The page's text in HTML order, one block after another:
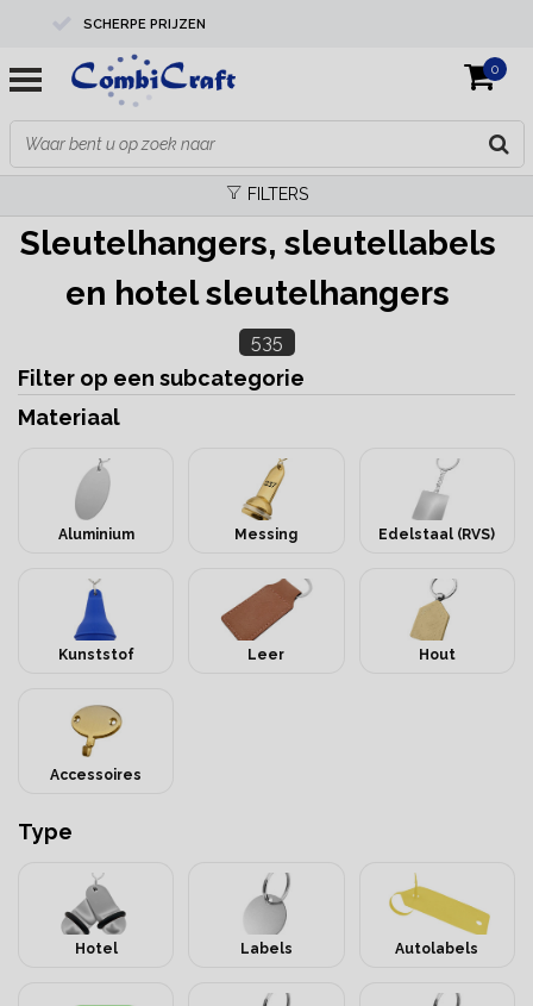
SCHERPE PRIJZEN
PROFESSIONELE KWALITEIT
EXPERTS IN MAATWERK
0
FILTERS
Sleutelhangers, sleutellabels
en hotel sleutelhangers
535
Filter op een subcategorie
Materiaal
Aluminium Messing Edelstaal (RVS)
Kunststof Leer Hout
Accessoires
Type
Hotel Labels Autolabels